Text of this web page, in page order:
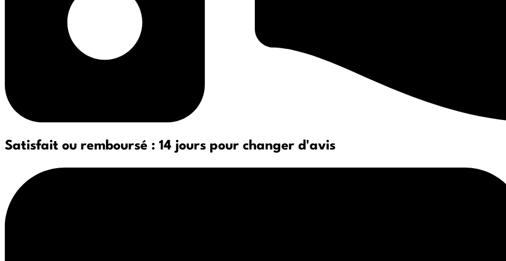
Satisfait ou remboursé : 14 jours pour changer d'avis